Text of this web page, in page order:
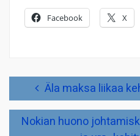
Facebook X
ArtikkelienÄla maksa liikaa
Nokian huono